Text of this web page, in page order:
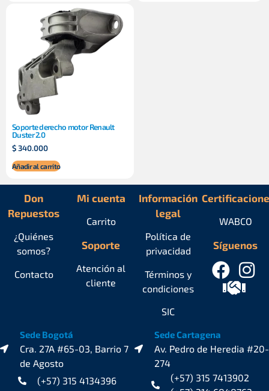
Soporte derecho motor Renault
Duster 2.0
$340.000
Añadir al carrito
Don
Repuestos
¿Quiénes
somos?
Contacto
Mi cuenta
Carrito
Soporte
Atención al
cliente
Información
legal
Política de
privacidad
Términos y
condiciones
SIC
Síguenos
WABCO
Sede Bogotá
Cra. 27A #65-03, Barrio 7
de Agosto
(+57) 315 4134396
Sede Cartagena
Av. Pedro de Heredia #20-
274
(+57) 315 7413902